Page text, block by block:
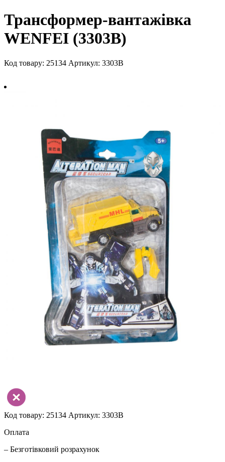
Трансформер-вантажівка
WENFEI (3303B)
Код товару: 25134 Артикул: 3303B
Код товару: 25134 Артикул: 3303B
Оплата
– Безготівковий розрахунок